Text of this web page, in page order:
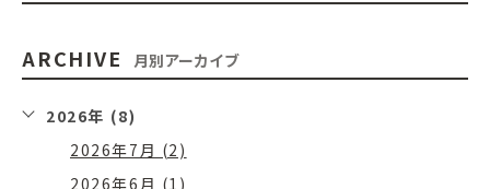
ARCHIVE 月別アーカイブ
2026年 (8)
2026年7月 (2)
2026年6月 (1)